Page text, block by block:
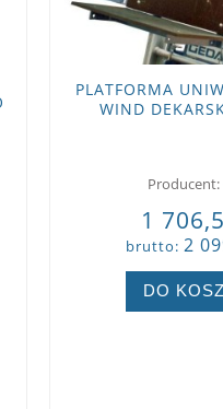
PLATFORMA
WIND
Producent:
1
brutto: 2
DO